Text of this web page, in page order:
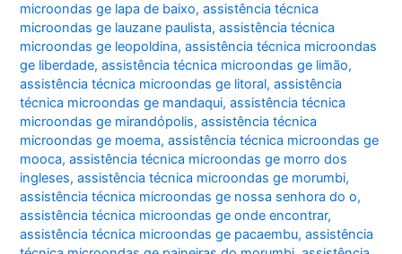
microondas ge lapa de baixo,assistência técnica
microondas ge lauzane paulista,assistência técnica
microondas ge leopoldina,assistência técnica microondas
ge liberdade,assistência técnica microondas ge limão,
assistência técnica microondas ge litoral,assistência
técnica microondas ge mandaqui,assistência técnica
microondas ge mirandópolis,assistência técnica
microondas ge moema,assistência técnica microondas ge
mooca,assistência técnica microondas ge morro dos
ingleses,assistência técnica microondas ge morumbi,
assistência técnica microondas ge nossa senhora do o,
assistência técnica microondas ge onde encontrar,
assistência técnica microondas ge pacaembu,assistência